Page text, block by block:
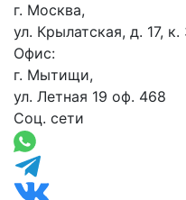
г. Москва,
ул. Крылатская, д. 17, к.
Офис:
г. Мытищи,
ул. Летная 19 оф. 468
Соц. сети